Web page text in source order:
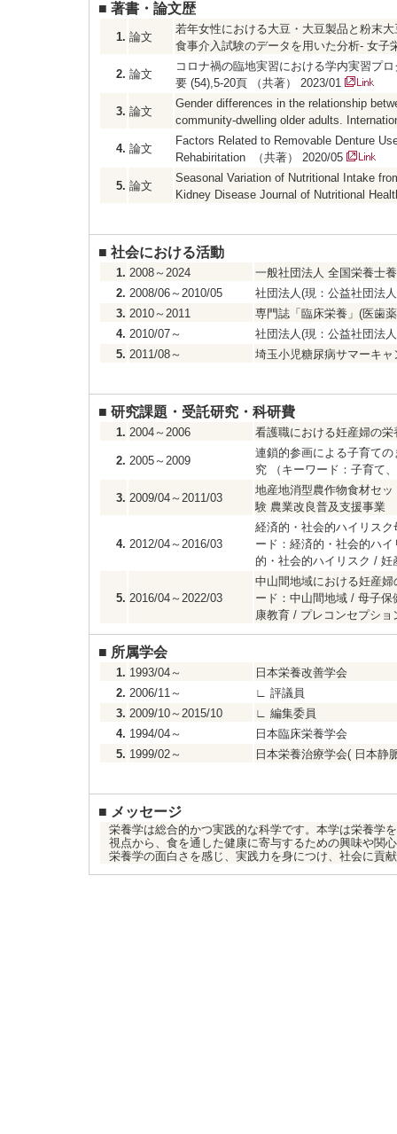
■ 著書・論文歴
1. 論文
若年女性における大豆・大豆製品と粉末
食事介入試験のデータを用いた分析‐ 女
2. 論文
コロナ禍の臨地実習における学内実習プ
要 (54),5-20頁 （共著） 2023/01
3. 論文
Gender differences in the relationship
community-dwelling older adults.
4. 論文
Factors Related to Removable Denture
Rehabiritation （共著） 2020/05
5. 論文
Seasonal Variation of Nutritional Intake
Kidney Disease Journal of Nutritional
■ 社会における活動
1. 2008～2024
一般社団法人 全国栄養士
2. 2008/06～2010/05
社団法人(現：公益社団法
3. 2010～2011
専門誌「臨床栄養」(医歯
4. 2010/07～
社団法人(現：公益社団法
5. 2011/08～ 埼玉小児糖尿病サマーキ
■ 研究課題・受託研究・科研費
1. 2004～2006 看護職における妊産婦の
2. 2005～2009
連鎖的参画による子育て
究 （キーワード：子育て
3. 2009/04～2011/03
地産地消型農作物食材セ
験 農業改良普及支援事業
4. 2012/04～2016/03
経済的・社会的ハイリス
ード：経済的・社会的ハ
的・社会的ハイリスク /
5. 2016/04～2022/03
中山間地域における妊産
ード：中山間地域 / 母子
康教育 / プレコンセプシ
■ 所属学会
1. 1993/04～
日本栄養改善学会
2. 2006/11～ ∟ 評議員
3. 2009/10～2015/10 ∟ 編集委員
4. 1994/04～
日本臨床栄養学会
5. 1999/02～ 日本栄養治療学会( 日本静
■ メッセージ
栄養学は総合的かつ実践的な科学です。本学は栄養学
視点から、食を通した健康に寄与するための興味や関
栄養学の面白さを感じ、実践力を身につけ、社会に貢